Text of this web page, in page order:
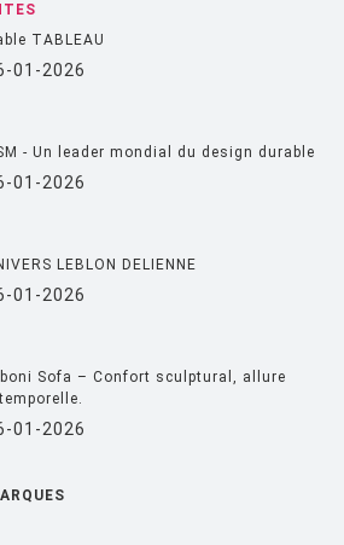
TABLEAU
01-2026
- Un leader mondial du design durable
01-2026
LEBLON DELIENNE
01-2026
Sofa – Confort sculptural, allure
01-2026